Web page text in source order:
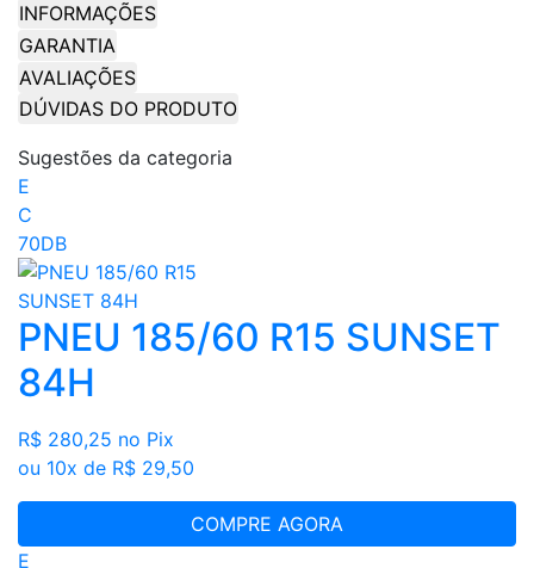
INFORMAÇÕES
GARANTIA
AVALIAÇÕES
DÚVIDAS DO PRODUTO
Sugestões da categoria
E
C
70DB
PNEU 185/60 R15 SUNSET
84H
R$ 280,25 no Pix
ou 10x de R$ 29,50
COMPRE AGORA
E